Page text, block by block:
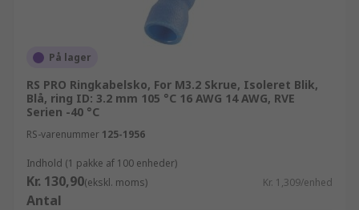
På lager
RS PRO Ringkabelsko, For M3.2 Skrue, Isoleret Blik,
Blå, ring ID: 3.2 mm 105 °C 16 AWG 14 AWG, RVE
Serien -40 °C
RS-varenummer 125-1956
Indhold (1 pakke af 100 enheder)
Kr. 130,90(ekskl. moms) Kr. 1,309/enhed
Antal